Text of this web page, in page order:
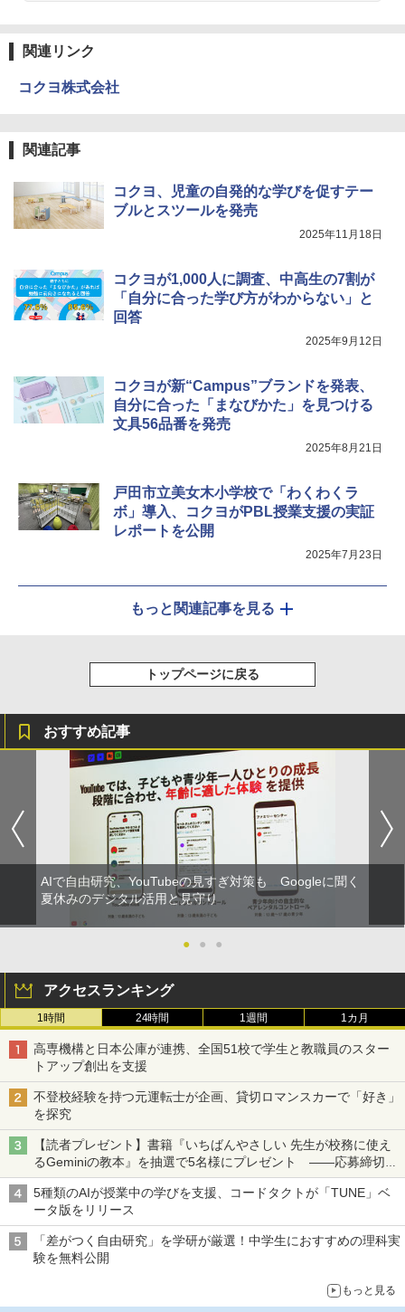
5
自分の思いを言葉にする こどもアウトプ
ット図鑑 (サンクチュアリ出版)
4
エンスツール
￥849
5 Fernrohr:実験用キャビネット
関連リンク
コクヨ株式会社
関連記事
コクヨ、児童の自発的な学びを促すテー
ブルとスツールを発売
2025年11月18日
コクヨが1,000人に調査、中高生の7割が
「自分に合った学び方がわからない」と
回答
2025年9月12日
コクヨが新“Campus”ブランドを発表、
自分に合った「まなびかた」を見つける
文具56品番を発売
2025年8月21日
戸田市立美女木小学校で「わくわくラ
ボ」導入、コクヨがPBL授業支援の実証
レポートを公開
2025年7月23日
もっと関連記事を見る
トップページに戻る
おすすめ記事
AIで自由研究、YouTubeの見すぎ対策も Googleに聞く
夏休みのデジタル活用と見守り
● ● ●
アクセスランキング
1時間 24時間 1週間 1カ月
高専機構と日本公庫が連携、全国51校で学生と教職員のスター
トアップ創出を支援
不登校経験を持つ元運転士が企画、貸切ロマンスカーで「好き」
を探究
【読者プレゼント】書籍『いちばんやさしい 先生が校務に使え
るGeminiの教本』を抽選で5名様にプレゼント ――応募締切は
2026年8月12日（水）まで
5種類のAIが授業中の学びを支援、コードタクトが「TUNE」ベ
ータ版をリリース
「差がつく自由研究」を学研が厳選！中学生におすすめの理科実
験を無料公開
もっと見る